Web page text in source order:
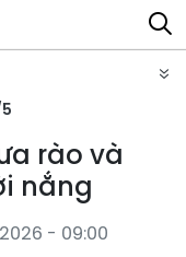
rào và
nắng
- 09:00